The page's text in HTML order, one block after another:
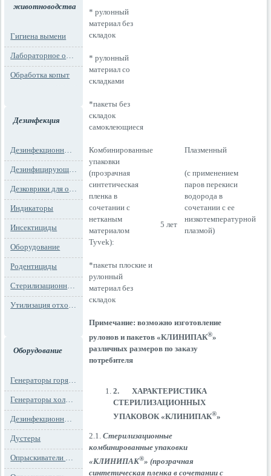
животноводства
Гигиена вымени
Лабораторное оборудование
Обработка копыт
Дезинфекция
Дезинфекционные маты
Дезинфицирующие средства
Дезковрики для обуви
Индикаторы
Инсектициды
Оборудование
Родентициды
Стерилизационная упаковка
Утилизация отходов
Оборудование
Генераторы горячего тумана
Генераторы холодного тумана
Дезинфекционные установки
Дустеры
Опрыскиватели моторные
* рулонный
материал без
складок
* рулонный
материал со
складками
*пакеты без
складок
самоклеющиеся
Комбинированные
упаковки
(прозрачная
синтетическая
пленка в
сочетании с
нетканым
материалом
Tyvek):
*пакеты плоские и
рулонный
материал без
складок
5 лет
Плазменный
(с применением
паров перекиси
водорода в
сочетании с ее
низкотемпературной
плазмой)
Примечание: возможно изготовление
рулонов и пакетов «КЛИНИПАК®»
различных размеров по заказу
потребителя
2.ХАРАКТЕРИСТИКА
СТЕРИЛИЗАЦИОННЫХ
УПАКОВОК «КЛИНИПАК®»
2.1.Стерилизационные
комбинированные упаковки
«КЛИНИПАК®» (прозрачная
синтетическая пленка в сочетании с